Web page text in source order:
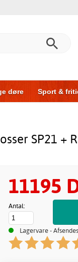
døre Sport &
SP21 +
11195
Antal:
Lagervare -